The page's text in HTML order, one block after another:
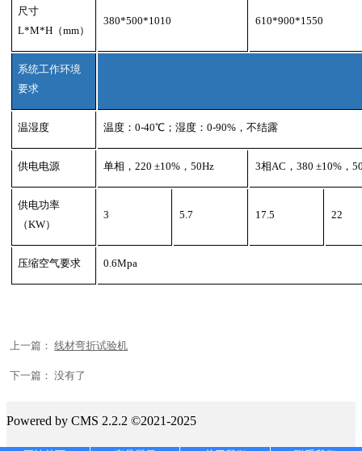
尺寸
L*M*H （mm）
380*500*1010 610*900*1550
系统工作环境
要求
温湿度 温度：0-40℃；湿度：0-90% ，不结露
供电电源 单相，220±10% ，50Hz 3相AC ，380±10% ，
供电功率
（KW）
3 5.7 17.5 22
压缩空气要求 0.6Mpa
上一篇：线材弯折试验机
下一篇： 没有了
Powered by CMS 2.2.2 ©2021-2025